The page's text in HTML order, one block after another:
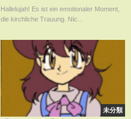
JULIETTE / #hallelujah
#wedding #love
Hallelujah! Es ist ein emotionaler Moment,
die kirchliche Trauung. Nic...
未分類